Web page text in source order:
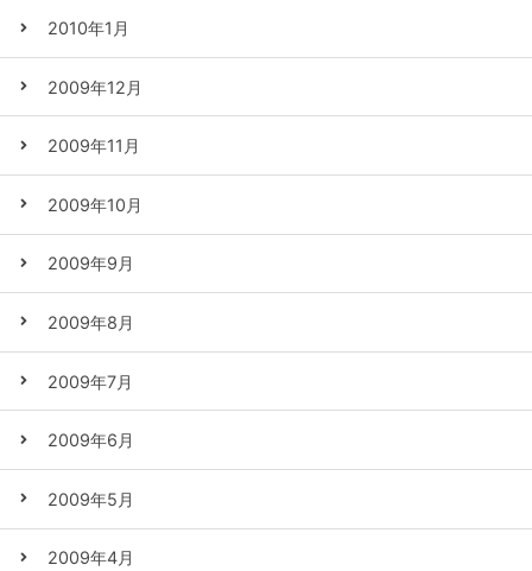
2010年1月
2009年12月
2009年11月
2009年10月
2009年9月
2009年8月
2009年7月
2009年6月
2009年5月
2009年4月